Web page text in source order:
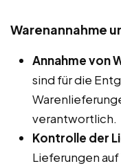
Warenannahme
Annahme von
sind für die
verantwortlich.
Kontrolle der
Lieferungen